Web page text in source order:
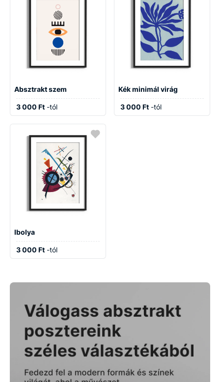
Absztrakt szem
3 000 Ft -tól
Kék minimál virág
3 000 Ft -tól
Ibolya
3 000 Ft -tól